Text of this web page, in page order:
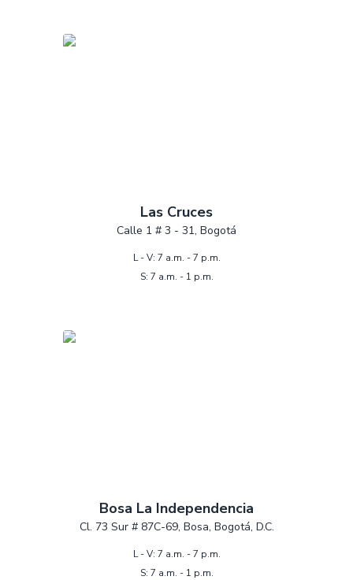
Las Cruces
Calle 1 # 3 - 31, Bogotá
L - V: 7 a.m. - 7 p.m.
S: 7 a.m. - 1 p.m.
Bosa La Independencia
Cl. 73 Sur # 87C-69, Bosa, Bogotá, D.C.
L - V: 7 a.m. - 7 p.m.
S: 7 a.m. - 1 p.m.